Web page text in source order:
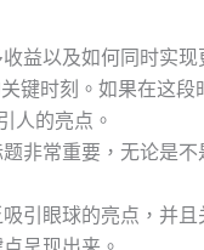
益以及如何同时实现
键时刻。如果在这
人的亮点。
非常重要，无论是
引眼球的亮点，并